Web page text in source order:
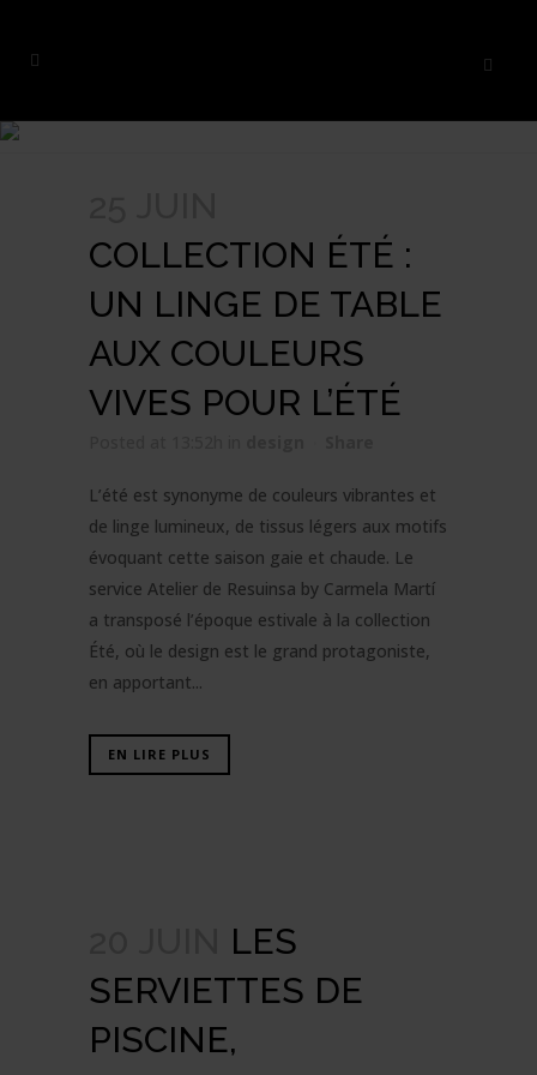
COLLECTION ÉTÉ :
UN LINGE DE TABLE
AUX COULEURS
VIVES POUR L’ÉTÉ
L’été est synonyme de couleurs vibrantes et
de linge lumineux, de tissus légers aux motifs
évoquant cette saison gaie et chaude. Le
service Atelier de Resuinsa by Carmela Martí
a transposé l’époque estivale à la collection
Été, où le design est le grand protagoniste,
en apportant...
EN LIRE PLUS
LES
SERVIETTES DE
PISCINE,